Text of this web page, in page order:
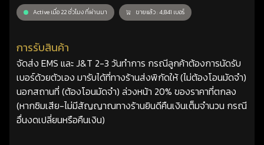
Active เมื่อ 22 ชั่วโมง ที่ผ่านมา ขายแล้ว : 4,841 เบอร์
การรับสินค้า
จัดส่ง EMS และ J&T 2-3 วันทำการ กรณีลูกค้าต้องการนัดรับ
เบอร์ด้วยตัวเอง มารับได้ที่ทางร้านส่งพิกัดให้ (ไม่ต้องโอนมัดจำ)
นอกสถานที่ (ต้องโอนมัดจำ) ล่วงหน้า 20% ของราคาที่ตกลง
(หากซิมเสีย-ไม่มีสัญญาณทางร้านยินดีคืนเงินเต็มจำนวน กรณี
อื่นงดเปลี่ยนหรือคืนเงิน)